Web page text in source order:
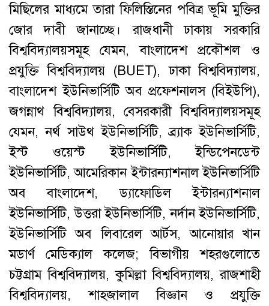
মিছিলের মাধ্যমে তারা ফিলিস্তিনের পবিত্র ভূমি মুক্তির
জোর দাবী জানাচ্ছে। রাজধানী ঢাকায় সরকারি
বিশ্ববিদ্যালয়সমূহ যেমন, বাংলাদেশ প্রকৌশল ও
প্রযুক্তি বিশ্ববিদ্যালয় (BUET), ঢাকা বিশ্ববিদ্যালয়,
বাংলাদেশ ইউনিভার্সিটি অব প্রফেশনালস (বিইউপি),
জগন্নাথ বিশ্ববিদ্যালয়, বেসরকারী বিশ্ববিদ্যালয়সমূহ
যেমন, নর্থ সাউথ ইউনিভার্সিটি, ব্র্যাক ইউনিভার্সিটি,
ইস্ট ওয়েস্ট ইউনিভার্সিটি, ইন্ডিপেনডেন্ট
ইউনিভার্সিটি, আমেরিকান ইন্টারন্যাশনাল ইউনিভার্সিটি
অব বাংলাদেশ, ড্যাফোডিল ইন্টারন্যাশনাল
ইউনিভার্সিটি, উত্তরা ইউনিভার্সিটি, নর্দান ইউনিভার্সিটি,
ইউনিভার্সিটি অব লিবারেল আর্টস, আনোয়ার খান
মডার্ণ মেডিক্যাল কলেজ; বিভাগীয় শহরগুলোতে
চট্টগ্রাম বিশ্ববিদ্যালয়, কুমিল্লা বিশ্ববিদ্যালয়, রাজশাহী
বিশ্ববিদ্যালয়, শাহজালাল বিজ্ঞান ও প্রযুক্তি